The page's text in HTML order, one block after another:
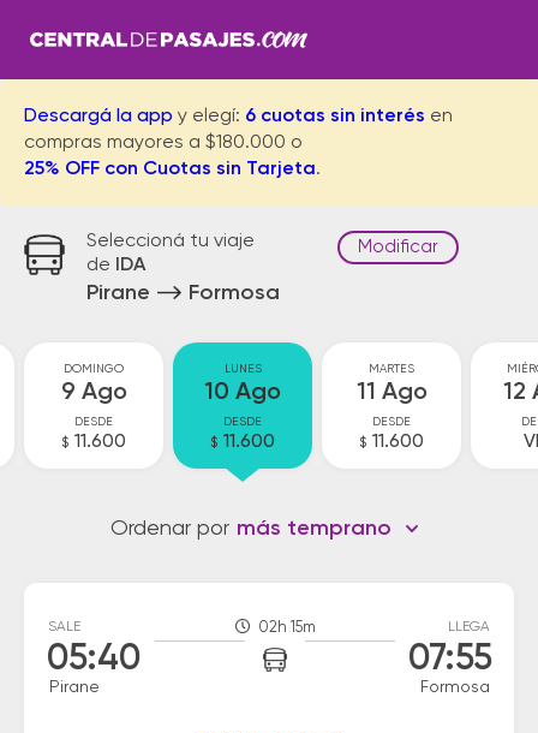
Descargá la app y elegí: 6 cuotas sin interés en
compras mayores a $180.000 o
25% OFF con Cuotas sin Tarjeta.
Seleccioná tu viaje
de
IDA
Pirane Formosa
Modificar
DOMINGO
9 Ago
DESDE
$ 11.600
LUNES
10 Ago
DESDE
$ 11.600
MARTES
11 Ago
DESDE
$ 11.600
12
Ordenar por más temprano
SALE
05:40
Pirane
02h 15m LLEGA
07:55
Formosa